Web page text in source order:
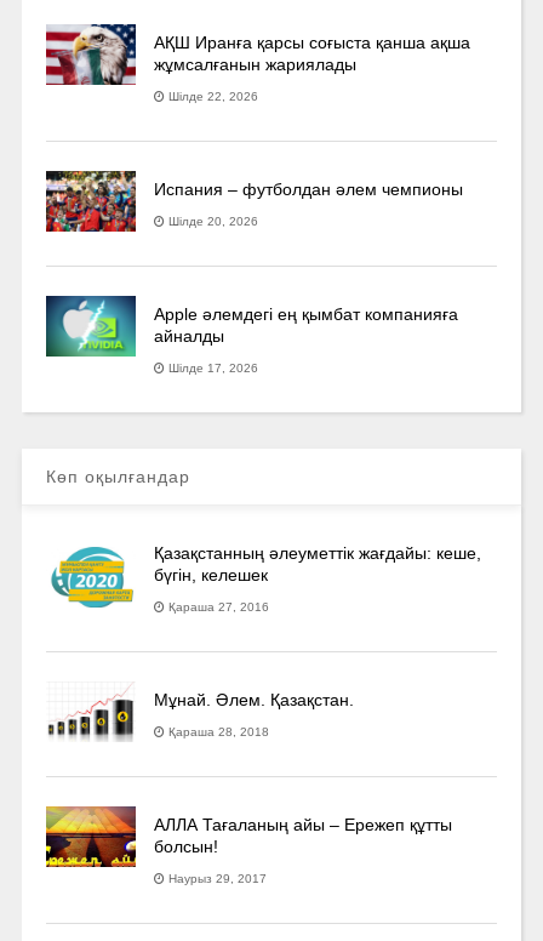
АҚШ Иранға қарсы соғыста қанша ақша
жұмсалғанын жариялады
Шілде 22, 2026
Испания – футболдан әлем чемпионы
Шілде 20, 2026
Apple әлемдегі ең қымбат компанияға
айналды
Шілде 17, 2026
Көп оқылғандар
Қазақстанның әлеуметтік жағдайы: кеше,
бүгін, келешек
Қараша 27, 2016
Мұнай. Әлем. Қазақстан.
Қараша 28, 2018
АЛЛА Тағаланың айы – Ережеп құтты
болсын!
Наурыз 29, 2017